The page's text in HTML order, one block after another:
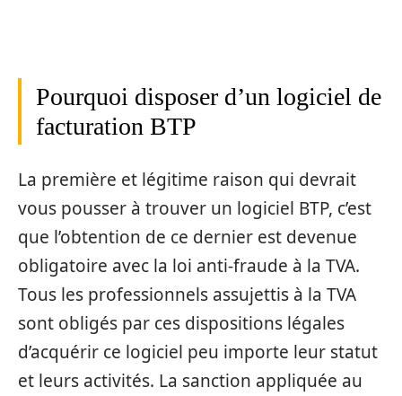
Pourquoi disposer d’un logiciel de
facturation BTP
La première et légitime raison qui devrait
vous pousser à trouver un logiciel BTP, c’est
que l’obtention de ce dernier est devenue
obligatoire avec la loi anti-fraude à la TVA.
Tous les professionnels assujettis à la TVA
sont obligés par ces dispositions légales
d’acquérir ce logiciel peu importe leur statut
et leurs activités. La sanction appliquée au